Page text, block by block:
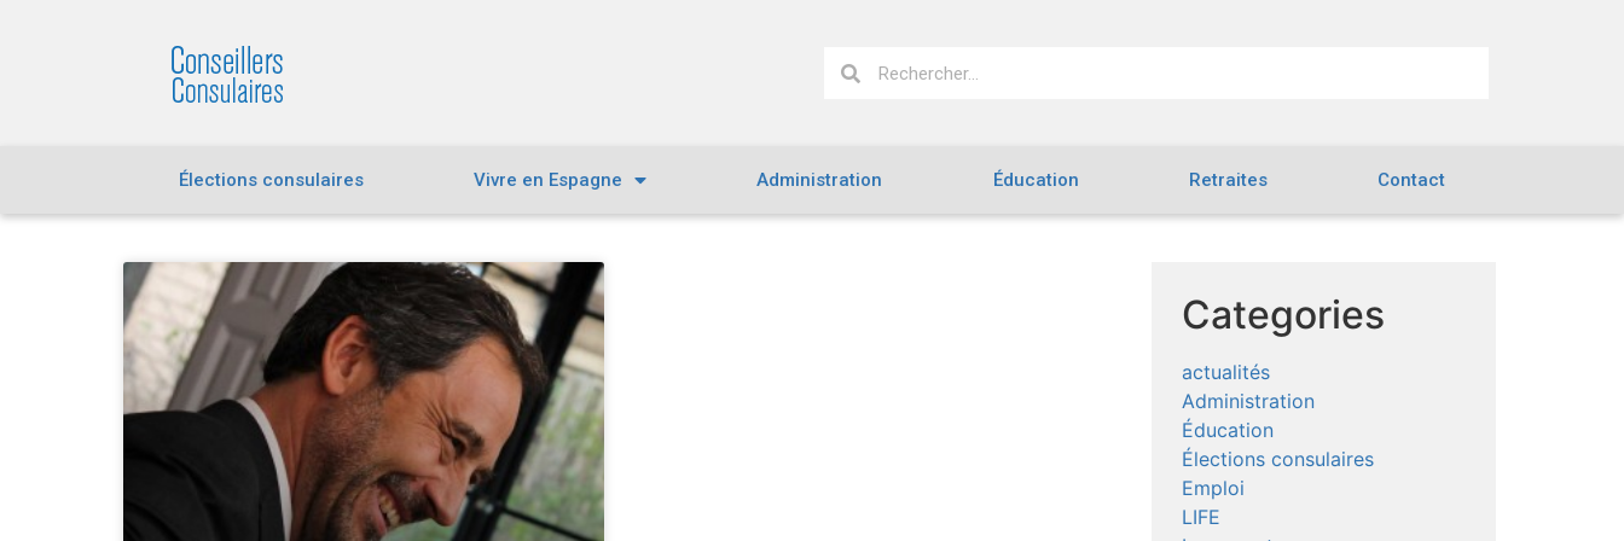
Élections consulaires Vivre en Espagne Administration Éducation Retraites Contact
Categories
actualités
Administration
Éducation
Élections consulaires
Emploi
LIFE